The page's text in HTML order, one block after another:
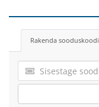
Rakenda sooduskoodi